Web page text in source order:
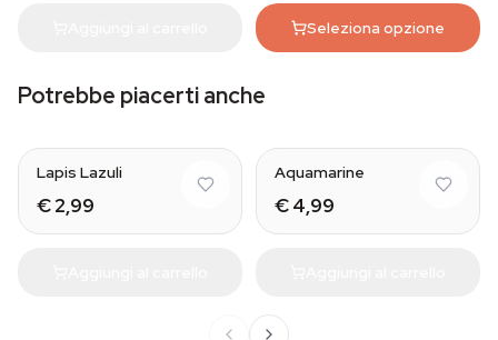
Seleziona opzione
Potrebbe piacerti anche
Lapis Lazuli
€ 2,99
Aquamarine
€ 4,99